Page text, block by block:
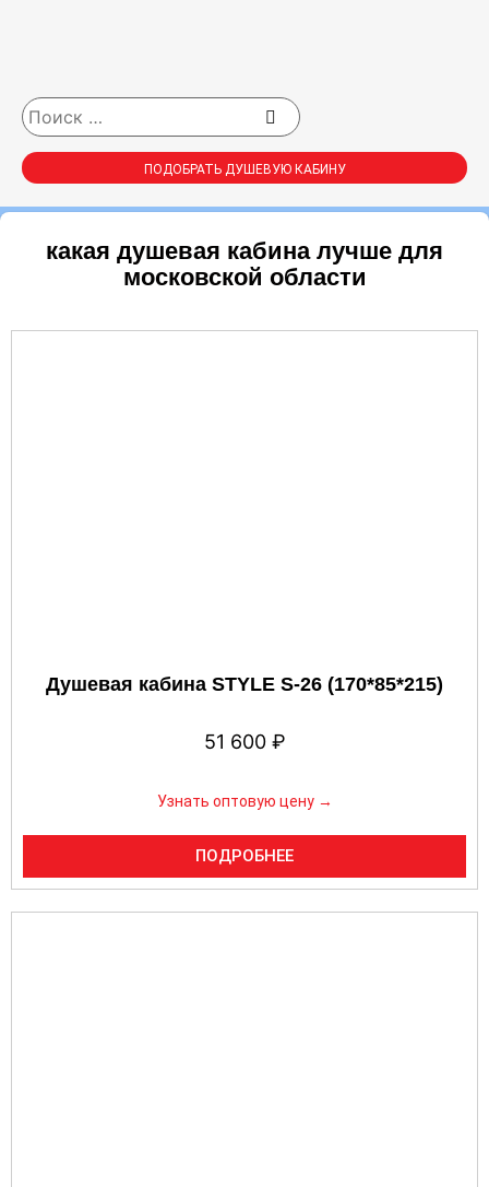
ПОДОБРАТЬ ДУШЕВУЮ КАБИНУ
какая душевая кабина лучше для
московской области
Душевая кабина STYLE S-26 (170*85*215)
51 600 ₽
Узнать оптовую цену →
ПОДРОБНЕЕ